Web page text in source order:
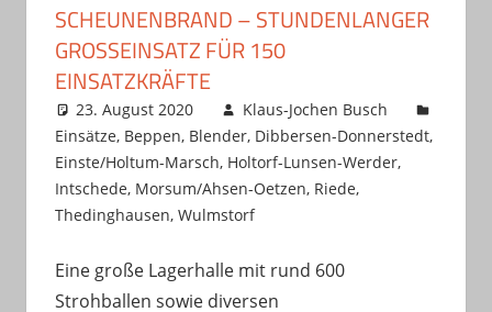
SCHEUNENBRAND – STUNDENLANGER
GROSSEINSATZ FÜR 150 E
INSATZKRÄFTE
23. August 2020
Klaus-Jochen Busch
Einsätze, Beppen, Blender, Dibbersen-Donnerstedt,
Einste/Holtum-Marsch, Holtorf-Lunsen-Werder,
Intschede, Morsum/Ahsen-Oetzen, Riede,
Thedinghausen, Wulmstorf
Eine große Lagerhalle mit rund 600
Strohballen sowie diversen